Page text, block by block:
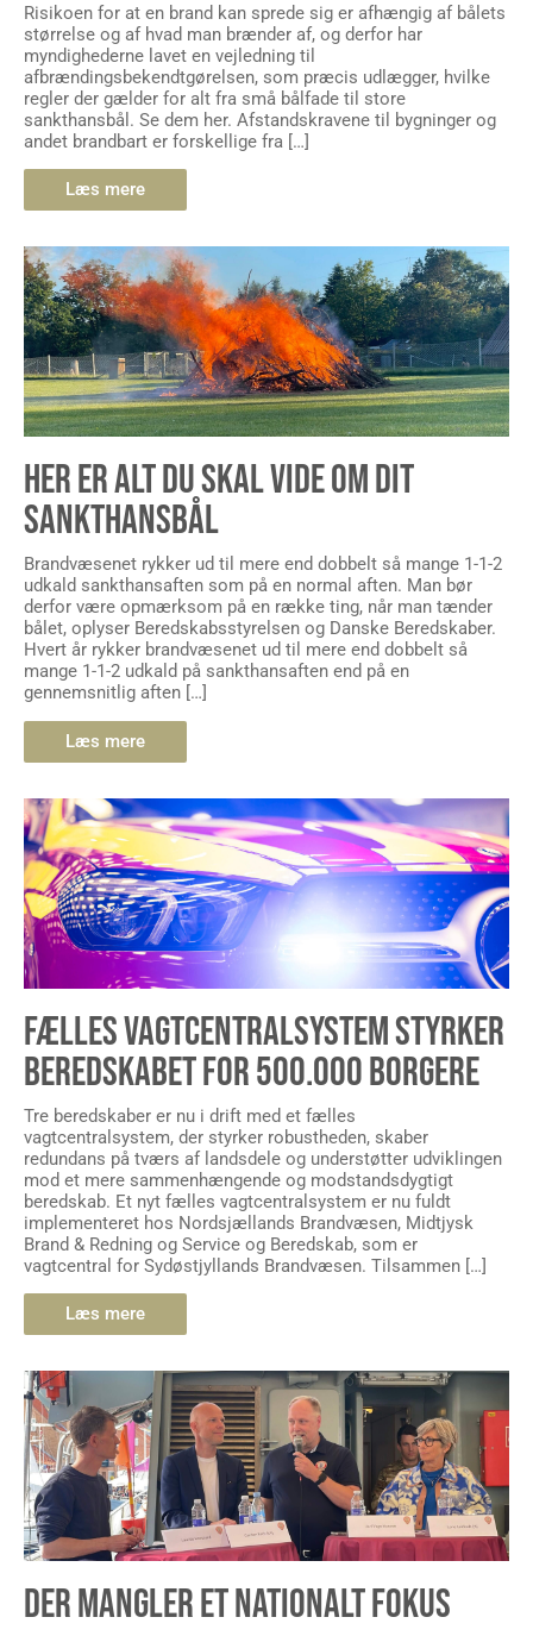
Risikoen for at en brand kan sprede sig er afhængig af bålets
størrelse og af hvad man brænder af, og derfor har
myndighederne lavet en vejledning til
afbrændingsbekendtgørelsen, som præcis udlægger, hvilke
regler der gælder for alt fra små bålfade til store
sankthansbål. Se dem her. Afstandskravene til bygninger og
andet brandbart er forskellige fra […]
Læs mere
HER ER ALT DU SKAL VIDE OM DIT
SANKTHANSBÅL
Brandvæsenet rykker ud til mere end dobbelt så mange 1-1-2
udkald sankthansaften som på en normal aften. Man bør
derfor være opmærksom på en række ting, når man tænder
bålet, oplyser Beredskabsstyrelsen og Danske Beredskaber.
Hvert år rykker brandvæsenet ud til mere end dobbelt så
mange 1-1-2 udkald på sankthansaften end på en
gennemsnitlig aften […]
Læs mere
FÆLLES VAGTCENTRALSYSTEM STYRKER
BEREDSKABET FOR 500.000 BORGERE
Tre beredskaber er nu i drift med et fælles
vagtcentralsystem, der styrker robustheden, skaber
redundans på tværs af landsdele og understøtter udviklingen
mod et mere sammenhængende og modstandsdygtigt
beredskab. Et nyt fælles vagtcentralsystem er nu fuldt
implementeret hos Nordsjællands Brandvæsen, Midtjysk
Brand & Redning og Service og Beredskab, som er
vagtcentral for Sydøstjyllands Brandvæsen. Tilsammen […]
Læs mere
DER MANGLER ET NATIONALT FOKUS